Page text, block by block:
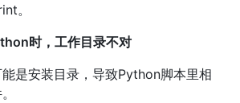
。
时，工作目录不对
是安装目录，导致Python脚本里相